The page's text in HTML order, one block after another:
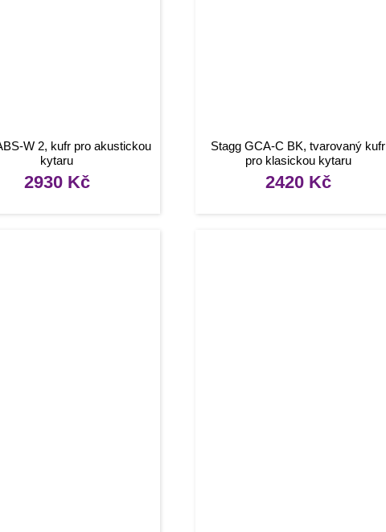
W 2, kufr pro akustickou
kytaru
2930 Kč
Stagg GCA-C BK, tvarovaný kufr
pro klasickou kytaru
2420 Kč